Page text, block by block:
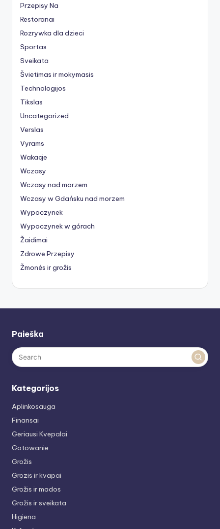
Przepisy Na
Restoranai
Rozrywka dla dzieci
Sportas
Sveikata
Švietimas ir mokymasis
Technologijos
Tikslas
Uncategorized
Verslas
Vyrams
Wakacje
Wczasy
Wczasy nad morzem
Wczasy w Gdańsku nad morzem
Wypoczynek
Wypoczynek w górach
Žaidimai
Zdrowe Przepisy
Žmonės ir grožis
Paieška
Kategorijos
Aplinkosauga
Finansai
Geriausi Kvepalai
Gotowanie
Grožis
Grozis ir kvapai
Grožis ir mados
Grožis ir sveikata
Higiena